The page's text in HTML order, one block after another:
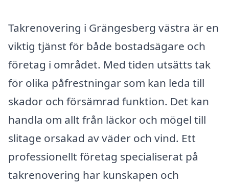
Takrenovering i Grängesberg västra är en
viktig tjänst för både bostadsägare och
företag i området. Med tiden utsätts tak
för olika påfrestningar som kan leda till
skador och försämrad funktion. Det kan
handla om allt från läckor och mögel till
slitage orsakad av väder och vind. Ett
professionellt företag specialiserat på
takrenovering har kunskapen och